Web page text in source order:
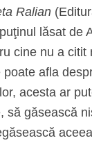
Ralian
lăsat de
cine nu a
afla
acesta ar
găsească